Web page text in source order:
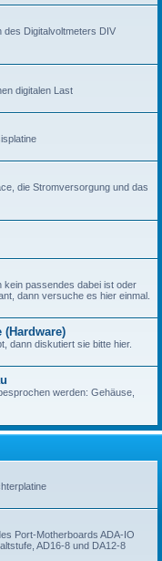
des Digitalvoltmeters DIV
digitalen Last
die Stromversorgung und das
kein passendes dabei ist oder
dann versuche es hier einmal.
dann diskutiert sie bitte hier.
werden: Gehäuse,
Port-Motherboards ADA-IO
AD16-8 und DA12-8